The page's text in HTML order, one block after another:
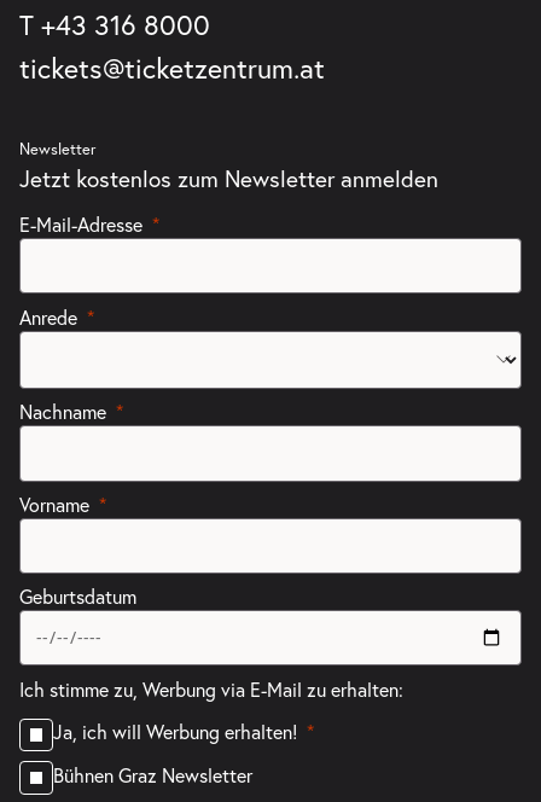
T +43 316 8000
tickets@ticketzentrum.at
Newsletter
Jetzt kostenlos zum Newsletter anmelden
E-Mail-Adresse
Anrede
Nachname
Vorname
Geburtsdatum
Ich stimme zu, Werbung via E-Mail zu erhalten:
Ja, ich will Werbung erhalten!
Bühnen Graz Newsletter